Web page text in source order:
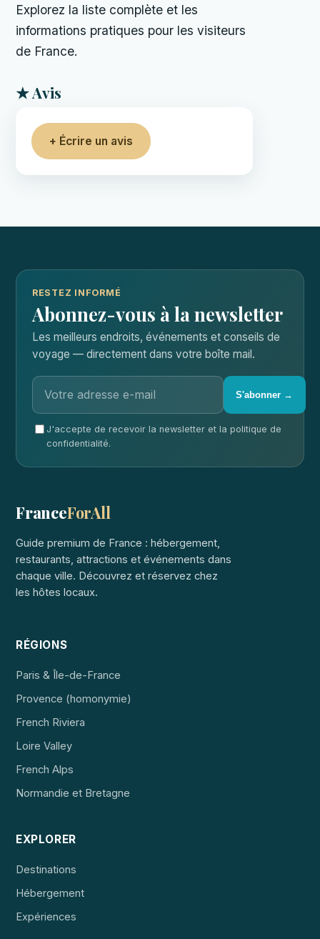
Explorez la liste complète et les
informations pratiques pour les visiteurs
de France.
★ Avis
+ Écrire un avis
RESTEZ INFORMÉ
Abonnez-vous à la newsletter
Les meilleurs endroits, événements et conseils de
voyage — directement dans votre boîte mail.
S'abonner →
J'accepte de recevoir la newsletter et la politique de
confidentialité.
FranceForAll
Guide premium de France : hébergement,
restaurants, attractions et événements dans
chaque ville. Découvrez et réservez chez
les hôtes locaux.
RÉGIONS
Paris & Île-de-France
Provence (homonymie)
French Riviera
Loire Valley
French Alps
Normandie et Bretagne
EXPLORER
Destinations
Hébergement
Expériences